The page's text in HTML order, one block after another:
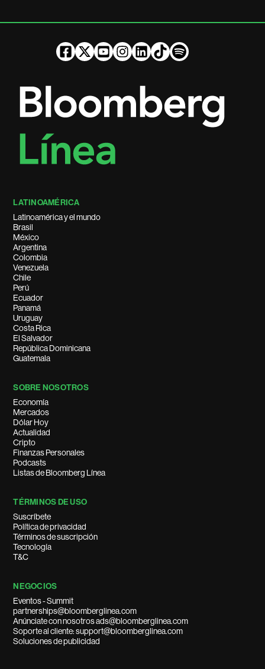
LATINOAMÉRICA
Latinoamérica y el mundo
Brasil
México
Argentina
Colombia
Venezuela
Chile
Perú
Ecuador
Panamá
Uruguay
Costa Rica
El Salvador
República Dominicana
Guatemala
SOBRE NOSOTROS
Economía
Mercados
Dólar Hoy
Actualidad
Cripto
Finanzas Personales
Podcasts
Listas de Bloomberg Línea
TÉRMINOS DE USO
Suscríbete
Política de privacidad
Términos de suscripción
Tecnología
T&C
NEGOCIOS
Eventos - Summit
partnerships@bloomberglinea.com
Anúnciate con nosotros ads@bloomberglinea.com
Soporte al cliente: support@bloomberglinea.com
Soluciones de publicidad